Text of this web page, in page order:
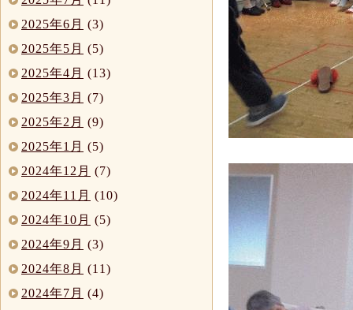
2025年6月 (3)
2025年5月 (5)
2025年4月 (13)
2025年3月 (7)
2025年2月 (9)
2025年1月 (5)
2024年12月 (7)
2024年11月 (10)
2024年10月 (5)
2024年9月 (3)
2024年8月 (11)
2024年7月 (4)